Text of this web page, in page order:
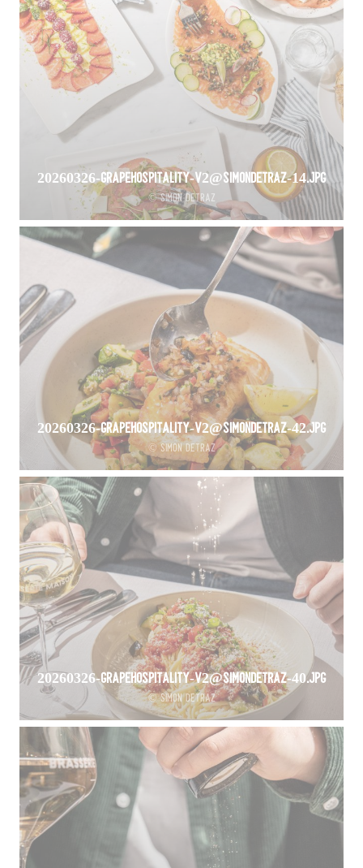
20260326-GrapeHospitality-V2@SimonDetraz-14.jpg
© Simon Detraz
20260326-GrapeHospitality-V2@SimonDetraz-42.jpg
© Simon Detraz
20260326-GrapeHospitality-V2@SimonDetraz-40.jpg
© Simon Detraz